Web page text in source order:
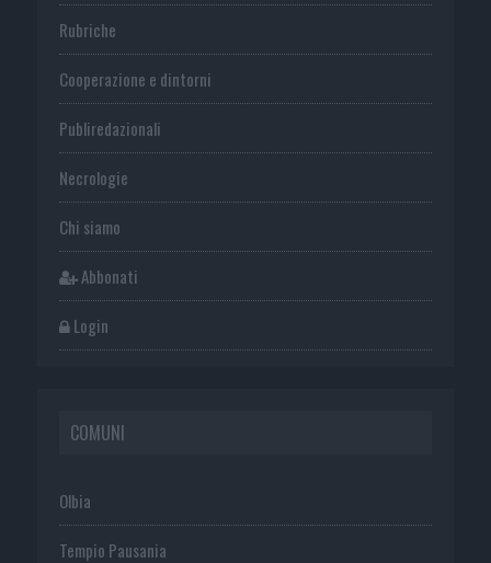
Rubriche
Cooperazione e dintorni
Publiredazionali
Necrologie
Chi siamo
Abbonati
Login
COMUNI
Olbia
Tempio Pausania